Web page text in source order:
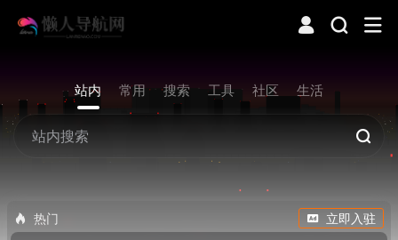
站内 常用 搜索 工具 社区 生活
热门 立即入驻